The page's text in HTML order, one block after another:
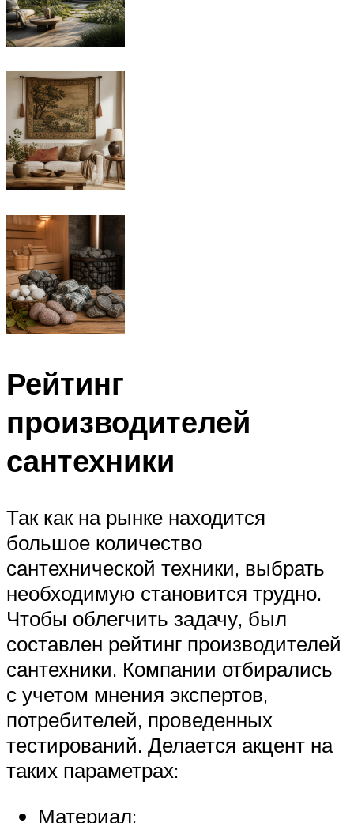
Рейтинг
производителей
сантехники
Так как на рынке находится
большое количество
сантехнической техники, выбрать
необходимую становится трудно.
Чтобы облегчить задачу, был
составлен рейтинг производителей
сантехники. Компании отбирались
с учетом мнения экспертов,
потребителей, проведенных
тестирований. Делается акцент на
таких параметрах:
Материал;